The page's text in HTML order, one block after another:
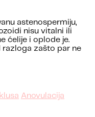
astenospermiju,
nisu vitalni ili
ćelije i oplode je.
razloga zašto par ne
Anovulacija